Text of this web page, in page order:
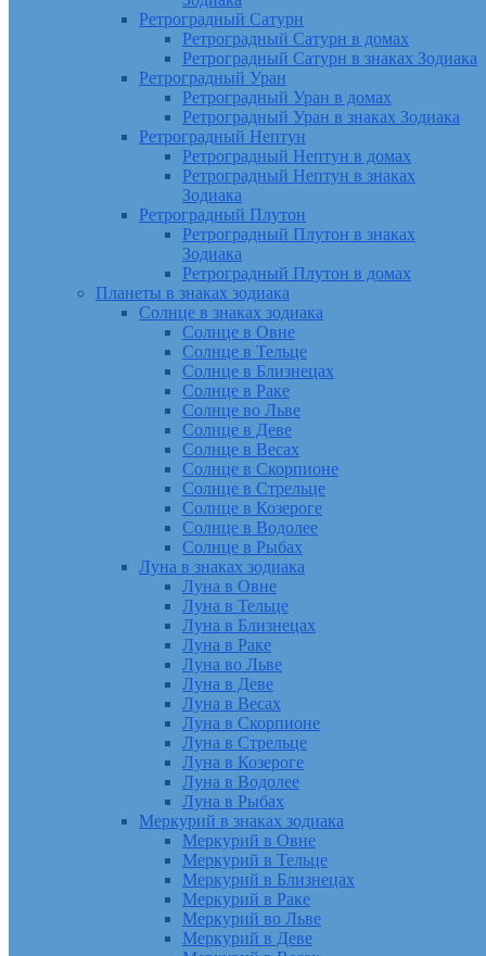
Ретроградный Сатурн
Ретроградный Сатурн в домах
Ретроградный Сатурн в знаках Зодиака
Ретроградный Уран
Ретроградный Уран в домах
Ретроградный Уран в знаках Зодиака
Ретроградный Нептун
Ретроградный Нептун в домах
Ретроградный Нептун в знаках
Зодиака
Ретроградный Плутон
Ретроградный Плутон в знаках
Зодиака
Ретроградный Плутон в домах
Планеты в знаках зодиака
Солнце в знаках зодиака
Солнце в Овне
Солнце в Тельце
Солнце в Близнецах
Солнце в Раке
Солнце во Льве
Солнце в Деве
Солнце в Весах
Солнце в Скорпионе
Солнце в Стрельце
Солнце в Козероге
Солнце в Водолее
Солнце в Рыбах
Луна в знаках зодиака
Луна в Овне
Луна в Тельце
Луна в Близнецах
Луна в Раке
Луна во Льве
Луна в Деве
Луна в Весах
Луна в Скорпионе
Луна в Стрельце
Луна в Козероге
Луна в Водолее
Луна в Рыбах
Меркурий в знаках зодиака
Меркурий в Овне
Меркурий в Тельце
Меркурий в Близнецах
Меркурий в Раке
Меркурий во Льве
Меркурий в Деве